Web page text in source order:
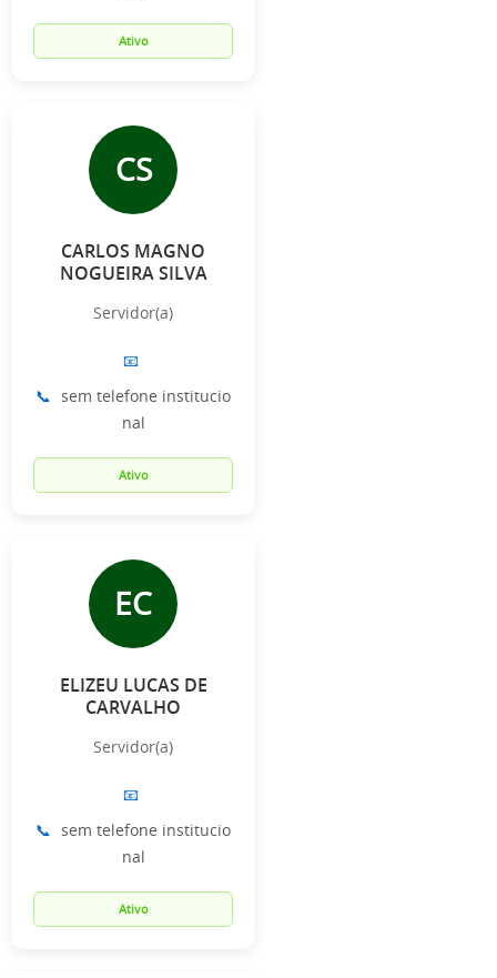
Ativo
CS
CARLOS MAGNO
NOGUEIRA SILVA
Servidor(a)
📧
📞 sem telefone institucio
nal
Ativo
EC
ELIZEU LUCAS DE
CARVALHO
Servidor(a)
📧
📞 sem telefone institucio
nal
Ativo